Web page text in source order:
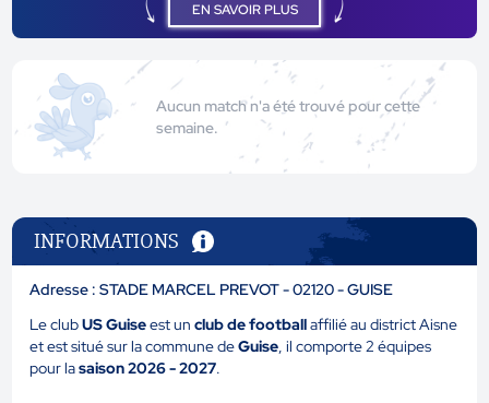
EN SAVOIR PLUS
Aucun match n'a été trouvé pour cette
semaine.
INFORMATIONS
Adresse : STADE MARCEL PREVOT - 02120 - GUISE
Le clubUS Guiseest unclub de footballaffilié au district Aisne
et est situé sur la commune deGuise, il comporte 2 équipes
pour lasaison 2026 - 2027.